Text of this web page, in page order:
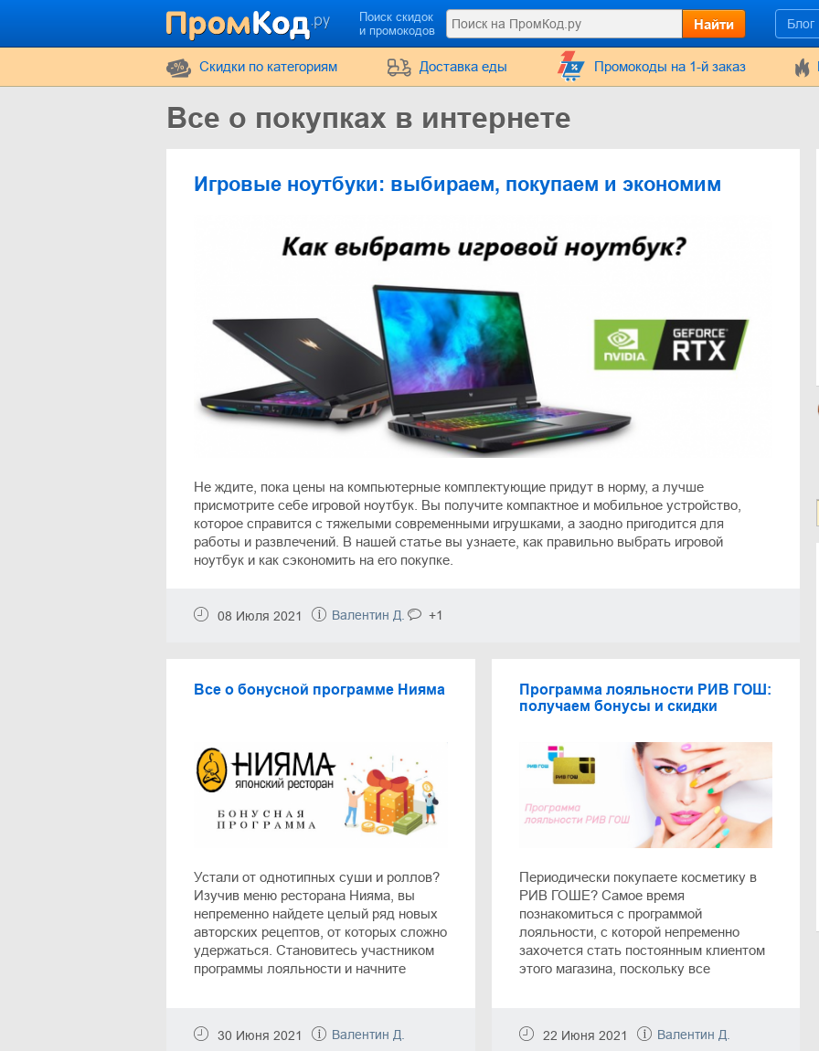
Поиск скидок
и промокодов
Найти Блог
Cкидки по категориям Доставка еды Промокоды на 1-й заказ
Все о покупках в интернете
Игровые ноутбуки: выбираем, покупаем и экономим
Не ждите, пока цены на компьютерные комплектующие придут в норму, а лучше
присмотрите себе игровой ноутбук. Вы получите компактное и мобильное устройство,
которое справится с тяжелыми современными игрушками, а заодно пригодится для
работы и развлечений. В нашей статье вы узнаете, как правильно выбрать игровой
ноутбук и как сэкономить на его покупке.
08 Июля 2021 Валентин Д. +1
Все о бонусной программе Нияма
Устали от однотипных суши и роллов?
Изучив меню ресторана Нияма, вы
непременно найдете целый ряд новых
авторских рецептов, от которых сложно
удержаться. Становитесь участником
программы лояльности и начните
о бонусной программе и способах
экономии на заказах.
30 Июня 2021 Валентин Д.
Программа лояльности РИВ ГОШ:
получаем бонусы и скидки
Периодически покупаете косметику в
РИВ ГОШЕ? Самое время
познакомиться с программой
лояльности, с которой непременно
захочется стать постоянным клиентом
этого магазина, поскольку все
видах дисконтных карт, способах их
получения, а также об особенностях
22 Июня 2021 Валентин Д.